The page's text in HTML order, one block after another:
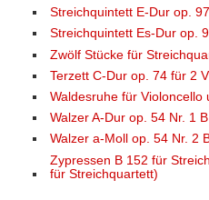
Streichquintett E-Dur op.
Streichquintett Es-Dur op.
Zwölf Stücke für
Terzett C-Dur op. 74 für 2
Waldesruhe für Violoncello
Walzer A-Dur op. 54 Nr. 1
Walzer a-Moll op. 54 Nr. 2
Zypressen B 152 für
für Streichquartett)